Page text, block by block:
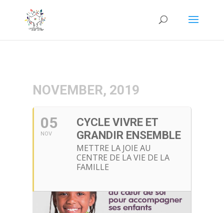
NOVEMBER, 2019
05
NOV
CYCLE VIVRE ET
GRANDIR ENSEMBLE
METTRE LA JOIE AU
CENTRE DE LA VIE DE LA
FAMILLE